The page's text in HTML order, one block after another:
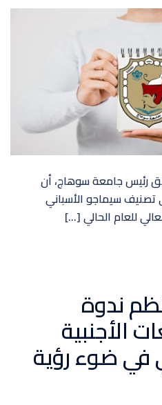
رئيس جامعة سوهاج، أن
سيماجو الأسباني
للعام الحالي […]
ندوة
الأجنبية
في ضوء رؤية